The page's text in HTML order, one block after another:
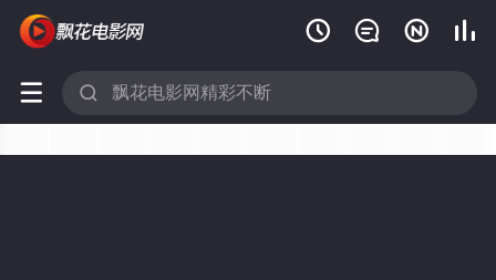
   
 